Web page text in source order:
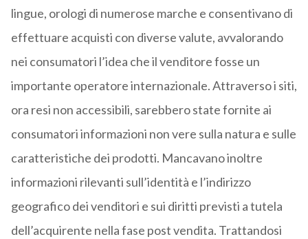
lingue, orologi di numerose marche e consentivano di
effettuare acquisti con diverse valute, avvalorando
nei consumatori l’idea che il venditore fosse un
importante operatore internazionale. Attraverso i siti,
ora resi non accessibili, sarebbero state fornite ai
consumatori informazioni non vere sulla natura e sulle
caratteristiche dei prodotti. Mancavano inoltre
informazioni rilevanti sull’identità e l’indirizzo
geografico dei venditori e sui diritti previsti a tutela
dell’acquirente nella fase post vendita. Trattandosi